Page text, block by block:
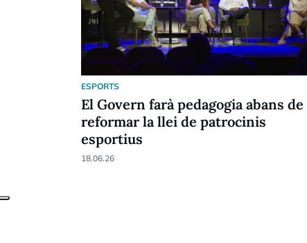
ESPORTS
El Govern farà pedagogia abans de
reformar la llei de patrocinis
esportius
18.06.26